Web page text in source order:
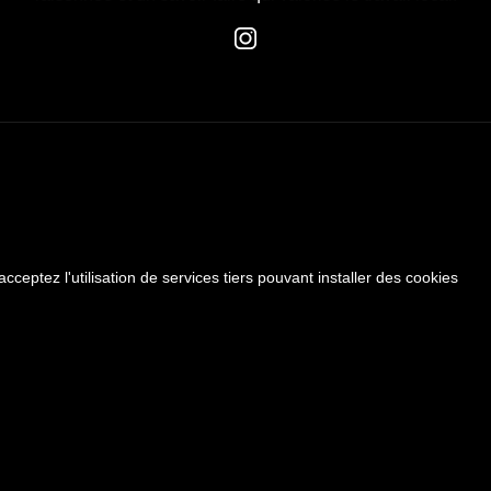
l'utilisation de services tiers pouvant installer des cookies